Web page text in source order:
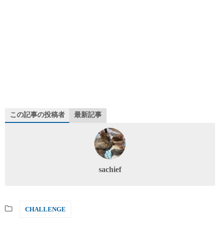
この記事の投稿者 最新記事
sachief
CHALLENGE